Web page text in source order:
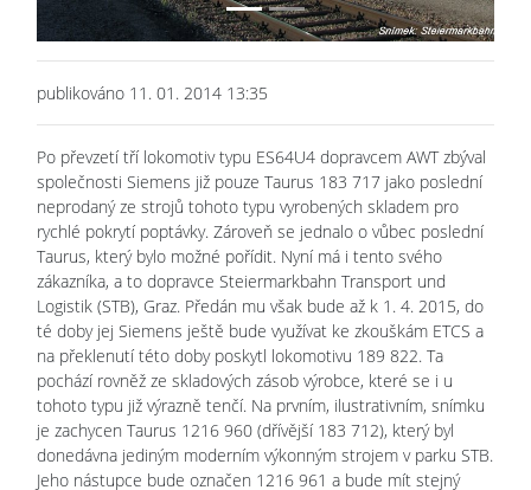
publikováno 11. 01. 2014 13:35
Po převzetí tří lokomotiv typu ES64U4 dopravcem AWT zbýval
společnosti Siemens již pouze Taurus 183 717 jako poslední
neprodaný ze strojů tohoto typu vyrobených skladem pro
rychlé pokrytí poptávky. Zároveň se jednalo o vůbec poslední
Taurus, který bylo možné pořídit. Nyní má i tento svého
zákazníka, a to dopravce Steiermarkbahn Transport und
Logistik (STB), Graz. Předán mu však bude až k 1. 4. 2015, do
té doby jej Siemens ještě bude využívat ke zkouškám ETCS a
na překlenutí této doby poskytl lokomotivu 189 822. Ta
pochází rovněž ze skladových zásob výrobce, které se i u
tohoto typu již výrazně tenčí. Na prvním, ilustrativním, snímku
je zachycen Taurus 1216 960 (dřívější 183 712), který byl
donedávna jediným moderním výkonným strojem v parku STB.
Jeho nástupce bude označen 1216 961 a bude mít stejný